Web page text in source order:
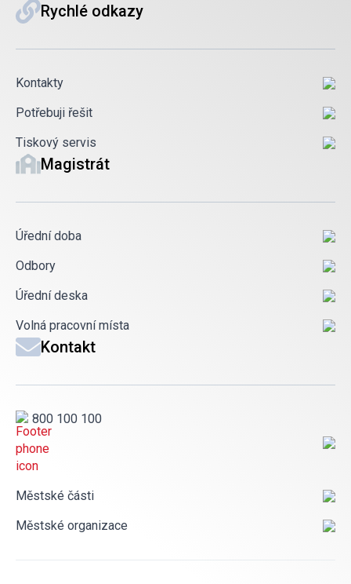
Rychlé odkazy
Kontakty
Potřebuji řešit
Tiskový servis
Magistrát
Úřední doba
Odbory
Úřední deska
Volná pracovní místa
Kontakt
800 100 100
Městské části
Městské organizace